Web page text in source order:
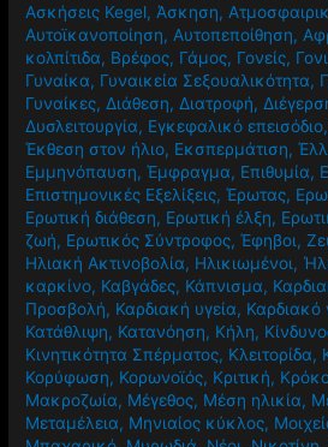
Ασκήσεις Kegel, Άσκηση,
Αυτοϊκανοποίηση, Αυτοπεποίθηση,
κολπίτιδα, Βρέφος, Γάμος, Γονείς,
Γυναίκα, Γυναικεία Σεξουαλικότητα,
Γυναίκες, Διάθεση, Διατροφή,
Δυσλειτουργία, Εγκεφαλικό επεισόδιο,
Έκθεση στον ήλιο, Εκσπερμάτιση,
Εμμηνόπαυση,Έμφραγμα, Επιθυμία,
Επιστημονικές Εξελίξεις,Έρωτας,
Ερωτική διάθεση, Ερωτική έλξη,
ζωή, Ερωτικός Σύντροφος,Έφηβοι,
Ηλιακή Ακτινοβολία, Ηλικιωμένοι,
καρκίνο, Καβγάδες, Κάπνισμα,
Προσβολή, Καρδιακή υγεία, Καρδιακό
Κατάθλιψη, Κατανόηση, Κήλη,
Κινητικότητα Σπέρματος, Κλειτορίδα,
Κορύφωση, Κορωνοϊός, Κριτική,
Μακροζωία, Μέγεθος, Μέση ηλικία,
Μεταμέλεια, Μηνιαίος κύκλος,